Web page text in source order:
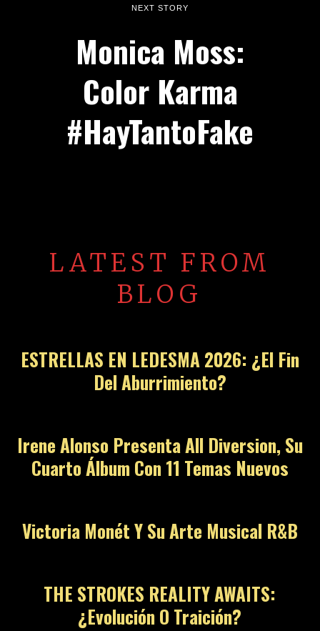
NEXT STORY
Monica Moss:
Color Karma
#HayTantoFake
LATEST FROM
BLOG
ESTRELLAS EN LEDESMA 2026: ¿El Fin
Del Aburrimiento?
Irene Alonso Presenta All Diversion, Su
Cuarto Álbum Con 11 Temas Nuevos
Victoria Monét Y Su Arte Musical R&B
THE STROKES REALITY AWAITS:
¿Evolución O Traición?